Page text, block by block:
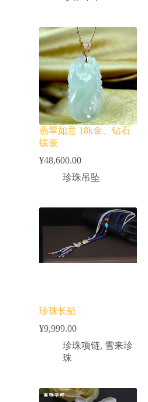
翡翠如意 18k金、钻石
镶嵌
¥48,600.00
珍珠吊坠
珍珠长链
¥9,999.00
珍珠项链, 雪来珍
珠